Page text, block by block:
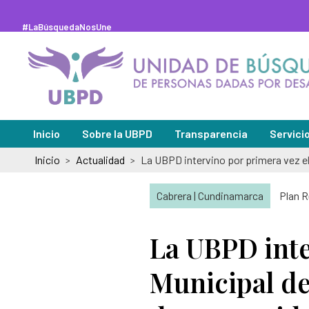
contenido#LaBúsquedaNosUne
Inicio Sobre la UBPD
Misión y visión
Directora general
Glosario de la búsqueda
Abecé de la Unidad de Búsqueda
Información de la entidad
Transparencia
Sedes
Inicio > Actualidad >
Cabrera | Cundinamarca Plan
La UBPD
Municipal